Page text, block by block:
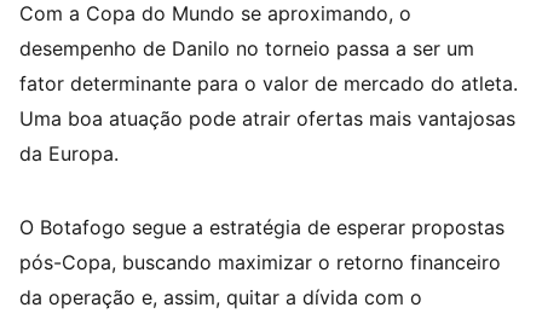
Com a Copa do Mundo se aproximando, o
desempenho de Danilo no torneio passa a ser um
fator determinante para o valor de mercado do atleta.
Uma boa atuação pode atrair ofertas mais vantajosas
da Europa.
O Botafogo segue a estratégia de esperar propostas
pós-Copa, buscando maximizar o retorno financeiro
da operação e, assim, quitar a dívida com o